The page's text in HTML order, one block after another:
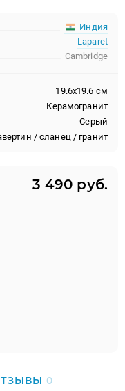
Индия
Laparet
Cambridge
19.6x19.6 см
Керамогранит
Серый
/ сланец / гранит
3 490 руб.
0